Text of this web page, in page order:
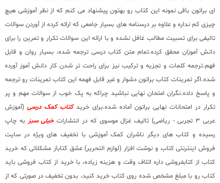
ای براتون باقی نمونه این کتاب رو بهتون پیشنهاد می کنم که از نظر آموزشی هیچ
چیزی کم نداره و علاوه بر درسنامه های بسیار جامعی که ارائه کرده از آوردن سوالات
تالیفی برای تسبیت مطالب غافل نشده و با ارائه این سوالات تکرار و تمرین را برای
دانش آموزان محقق کرده.تمام متن کتاب درسی ترجمه شده، بسیار روان و قابل
فهم.ترجمه کلمات و تجزیه و ترکیب نیز برای راحت تر شدن کار دانش آموز آورده
شده.اگر تمرینات کتاب براتون دشوار و غیر قابل فهمه این کتاب تمرینات رو ترجمه
و پاسخ داده.نگران امتحان نهایی نباشید چراکه به پک خوب از سوالات مهم و پر
تکرار در امتحانات نهایی براتون آماده شده.برای خرید کتاب کمک درسی (آموزش
عربی 3 تجربی - ریاضی) تالیف غزال موسوی که در انتشارات
خیلی سبزبه چاپ
رسیده و کتاب های دیگر ناشران کمک آموزشی با تخفیف های ویژه در سایت
فروش اینترنتی کتاب و نوشت افزار (لوازم التحریر) عشق کتاباز مشکلاتی که خرید
کتاب از کتابفروشی داره اتلاف وقت و هزینه زیاده، با خرید از کتاب فروشی باید
کتاب رو با مبلغ مشخص شده روی کتاب خرید کنید، بدون تخفیف در صورتی که از